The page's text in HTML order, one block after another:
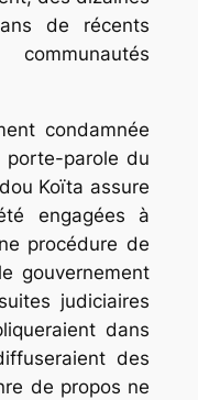
de récents
condamnée
parole du
Koïta assure
engagées à
procédure de
gouvernement
judiciaires
dans
des
de propos ne